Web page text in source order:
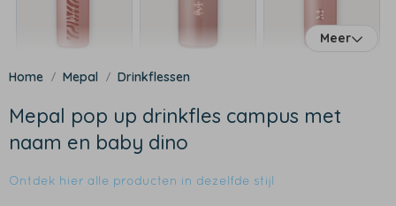
Meer
Mepal Drinkflessen
Mepal pop up drinkfles campus met
naam en baby dino
Ontdek hier alle producten in dezelfde stijl